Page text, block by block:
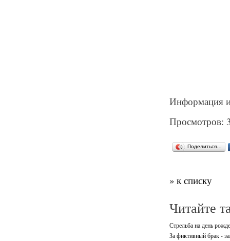
Информация
Просмотров:
Поделиться…
» к списку
Читайте
Стрельба на день
За фиктивный брак -